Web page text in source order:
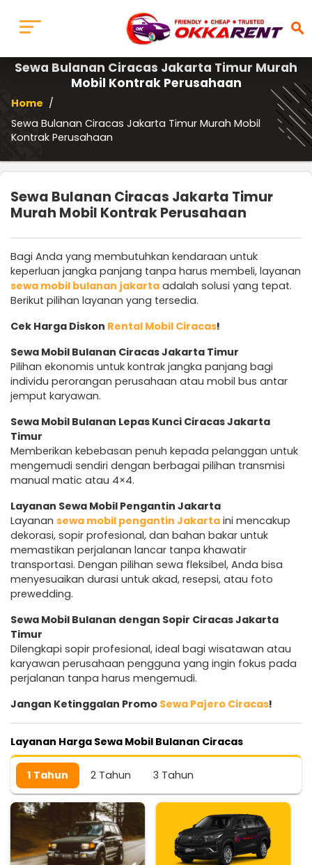
search
Sewa Bulanan Ciracas Jakarta Timur Murah
Mobil Kontrak Perusahaan
Home /
Sewa Bulanan Ciracas Jakarta Timur Murah Mobil
Kontrak Perusahaan
Sewa Bulanan Ciracas Jakarta Timur
Murah Mobil Kontrak Perusahaan
Bagi Anda yang membutuhkan kendaraan untuk
keperluan jangka panjang tanpa harus membeli, layanan
sewa mobil bulanan jakarta adalah solusi yang tepat.
Berikut pilihan layanan yang tersedia.
Cek Harga Diskon Rental Mobil Ciracas!
Sewa Mobil Bulanan Ciracas Jakarta Timur
Pilihan ekonomis untuk kontrak jangka panjang bagi
individu perorangan perusahaan atau mobil bus antar
jemput karyawan.
Sewa Mobil Bulanan Lepas Kunci Ciracas Jakarta
Timur
Memberikan kebebasan penuh kepada pelanggan untuk
mengemudi sendiri dengan berbagai pilihan transmisi
manual matic atau 4×4.
Layanan Sewa Mobil Pengantin Jakarta
Layanan sewa mobil pengantin Jakarta ini mencakup
dekorasi, sopir profesional, dan bahan bakar untuk
memastikan perjalanan lancar tanpa khawatir
transportasi. Dengan pilihan sewa fleksibel, Anda bisa
menyesuaikan durasi untuk akad, resepsi, atau foto
prewedding.
Sewa Mobil Bulanan dengan Sopir Ciracas Jakarta
Timur
Dilengkapi sopir profesional, ideal bagi wisatawan atau
karyawan perusahaan pengguna yang ingin fokus pada
perjalanan tanpa harus mengemudi.
Jangan Ketinggalan Promo Sewa Pajero Ciracas!
Layanan Harga Sewa Mobil Bulanan Ciracas
1 Tahun 2 Tahun 3 Tahun